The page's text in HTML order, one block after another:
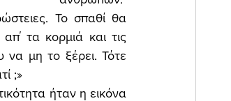
Το σπαθί θα
τα κορμιά και τις
μη το ξέρει. Τότε
;»
ήταν η εικόνα